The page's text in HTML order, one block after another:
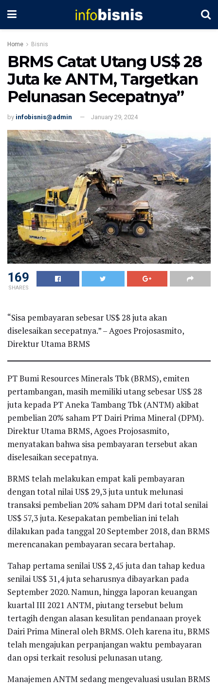
Home Bisnis
BRMS Catat Utang US$ 28
Juta ke ANTM, Targetkan
Pelunasan Secepatnya”
by infobisnis@admin January 29, 2024
169
SHARES
“Sisa pembayaran sebesar US$ 28 juta akan
diselesaikan secepatnya.” – Agoes Projosasmito,
Direktur Utama BRMS
PT Bumi Resources Minerals Tbk (BRMS), emiten
pertambangan, masih memiliki utang sebesar US$ 28
juta kepada PT Aneka Tambang Tbk (ANTM) akibat
pembelian 20% saham PT Dairi Prima Mineral (DPM).
Direktur Utama BRMS, Agoes Projosasmito,
menyatakan bahwa sisa pembayaran tersebut akan
diselesaikan secepatnya.
BRMS telah melakukan empat kali pembayaran
dengan total nilai US$ 29,3 juta untuk melunasi
transaksi pembelian 20% saham DPM dari total senilai
US$ 57,3 juta. Kesepakatan pembelian ini telah
dilakukan pada tanggal 20 September 2018, dan BRMS
merencanakan pembayaran secara bertahap.
Tahap pertama senilai US$ 2,45 juta dan tahap kedua
senilai US$ 31,4 juta seharusnya dibayarkan pada
September 2020. Namun, hingga laporan keuangan
kuartal III 2021 ANTM, piutang tersebut belum
tertagih dengan alasan kesulitan pendanaan proyek
Dairi Prima Mineral oleh BRMS. Oleh karena itu, BRMS
telah mengajukan perpanjangan waktu pembayaran
dan opsi terkait resolusi pelunasan utang.
Manajemen ANTM sedang mengevaluasi usulan BRMS